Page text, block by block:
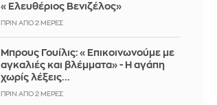
«Ελευθέριος Βενιζέλος»
ΠΡΙΝ ΑΠΌ 2 ΜΈΡΕΣ
Μπρους Γουίλις: «Επικοινωνούμε με
αγκαλιές και βλέμματα» - Η αγάπη
χωρίς λέξεις...
ΠΡΙΝ ΑΠΌ 2 ΜΈΡΕΣ